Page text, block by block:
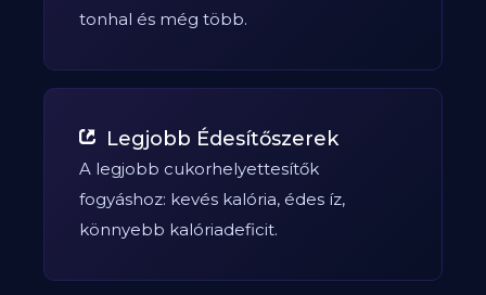
tonhal és még több.
Legjobb Édesítőszerek
A legjobb cukorhelyettesítők
fogyáshoz: kevés kalória, édes íz,
könnyebb kalóriadeficit.